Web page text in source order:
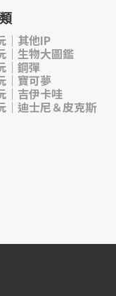
｜其他IP
｜生物大圖鑑
｜鋼彈
｜寶可夢
｜吉伊卡哇
｜迪士尼＆皮克斯